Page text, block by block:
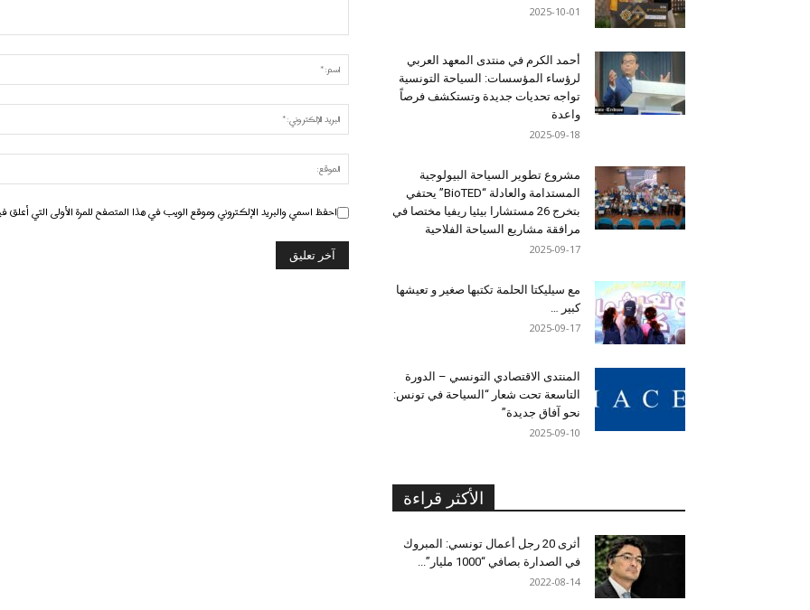
احفظ اسمي والبريد الإلكتروني وموقع الويب في هذا المتصفح للمرة الأولى التي أعلق
2025-10-01
أحمد الكرم في منتدى المعهد العربي
لرؤساء المؤسسات: السياحة التونسية
تواجه تحديات جديدة وتستكشف فرصاً
واعدة
2025-09-18
مشروع تطوير السياحة البيولوجية
المستدامة والعادلة “BioTED” يحتفي
بتخرج 26 مستشارا بيئيا ريفيا مختصا في
مرافقة مشاريع السياحة الفلاحية
2025-09-17
مع سيليكتا الحلمة تكتبها صغير و تعيشها
كبير …
2025-09-17
المنتدى الاقتصادي التونسي – الدورة
التاسعة تحت شعار “السياحة في تونس:
نحو آفاق جديدة”
2025-09-10
الأكثر قراءة
أثرى 20 رجل أعمال تونسي: المبروك
في الصدارة بصافي “1000 مليار”...
2022-08-14